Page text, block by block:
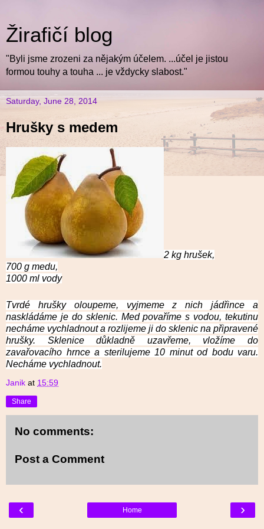
Žirafičí blog
"Byli jsme zrozeni za nějakým účelem. ...účel je jistou
formou touhy a touha ... je vždycky slabost."
Saturday, June 28, 2014
Hrušky s medem
2 kg hrušek,
700 g medu,
1000 ml vody
Tvrdé hrušky oloupeme, vyjmeme z nich jádřince a
naskládáme je do sklenic. Med povaříme s vodou, tekutinu
necháme vychladnout a rozlijeme ji do sklenic na připravené
hrušky. Sklenice důkladně uzavřeme, vložíme do
zavařovacího hrnce a sterilujeme 10 minut od bodu varu.
Necháme vychladnout.
Janik at 15:59
Share
No comments:
Post a Comment
‹ ›
Home